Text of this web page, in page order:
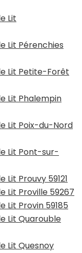
Lit
Lit Pérenchies
Lit Petite-Forêt
Lit Phalempin
Lit Poix-du-Nord
Lit Pont-sur-
Prouvy 59121
Lit Proville 59267
Lit Provin 59185
Lit Quarouble
Lit Quesnoy